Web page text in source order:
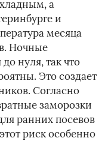
а
и
месяца
Ночные
нуля, так что
Это создает
Согласно
заморозки
ранних посевов
риск особенно